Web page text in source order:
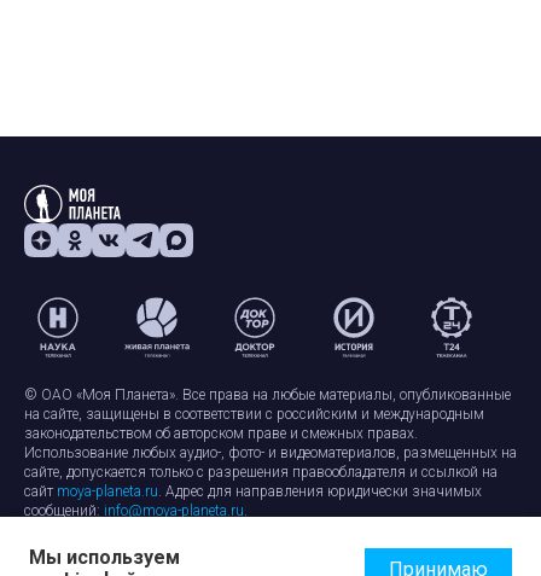
© ОАО «Моя Планета». Все права на любые материалы, опубликованные
на сайте, защищены в соответствии с российским и международным
законодательством об авторском праве и смежных правах.
Использование любых аудио-, фото- и видеоматериалов, размещенных на
сайте, допускается только с разрешения правообладателя и ссылкой на
сайт moya-planeta.ru. Адрес для направления юридически значимых
сообщений: info@moya-planeta.ru.
Правила сайтаРабота с cookie-файлами
Мы используем
Принимаю